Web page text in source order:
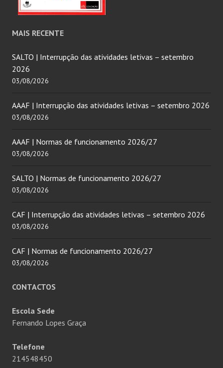
MAIS RECENTE
SALTO | Interrupção das atividades letivas – setembro
2026
03/08/2026
AAAF | Interrupção das atividades letivas – setembro 2026
03/08/2026
AAAF | Normas de funcionamento 2026/27
03/08/2026
SALTO | Normas de funcionamento 2026/27
03/08/2026
CAF | Interrupção das atividades letivas – setembro 2026
03/08/2026
CAF | Normas de funcionamento 2026/27
03/08/2026
CONTACTOS
Escola Sede
Fernando Lopes Graça
Telefone
214548450